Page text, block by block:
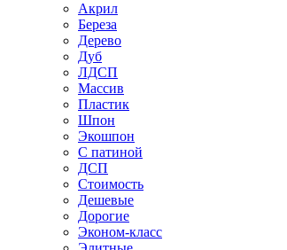
Акрил
Береза
Дерево
Дуб
ЛДСП
Массив
Пластик
Шпон
Экошпон
С патиной
ДСП
Стоимость
Дешевые
Дорогие
Эконом-класс